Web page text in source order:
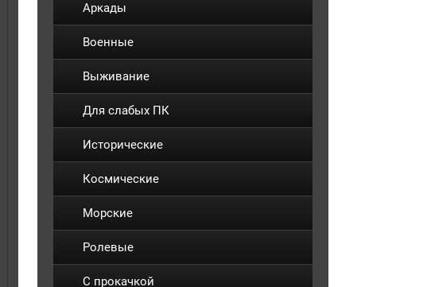
Аркады
Военные
Выживание
Для слабых ПК
Исторические
Космические
Морские
Ролевые
С прокачкой